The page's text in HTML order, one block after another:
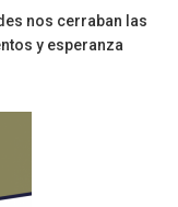
nos cerraban las
y esperanza